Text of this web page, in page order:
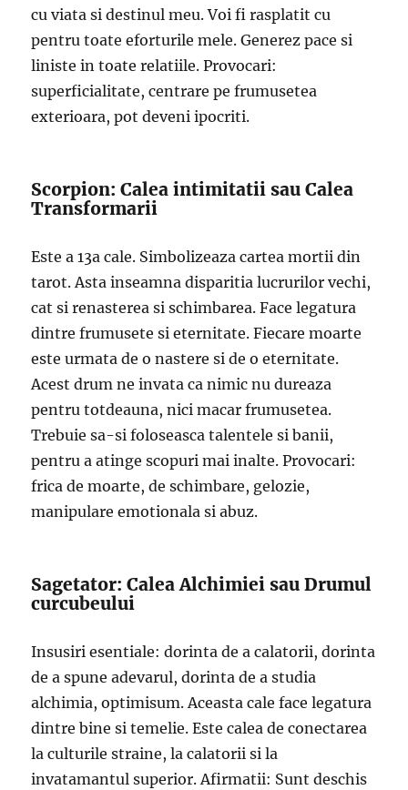
cu viata si destinul meu. Voi fi rasplatit cu
pentru toate eforturile mele. Generez pace si
liniste in toate relatiile. Provocari:
superficialitate, centrare pe frumusetea
exterioara, pot deveni ipocriti.
Scorpion: Calea intimitatii sau Calea
Transformarii
Este a 13a cale. Simbolizeaza cartea mortii din
tarot. Asta inseamna disparitia lucrurilor vechi,
cat si renasterea si schimbarea. Face legatura
dintre frumusete si eternitate. Fiecare moarte
este urmata de o nastere si de o eternitate.
Acest drum ne invata ca nimic nu dureaza
pentru totdeauna, nici macar frumusetea.
Trebuie sa-si foloseasca talentele si banii,
pentru a atinge scopuri mai inalte. Provocari:
frica de moarte, de schimbare, gelozie,
manipulare emotionala si abuz.
Sagetator: Calea Alchimiei sau Drumul
curcubeului
Insusiri esentiale: dorinta de a calatorii, dorinta
de a spune adevarul, dorinta de a studia
alchimia, optimisum. Aceasta cale face legatura
dintre bine si temelie. Este calea de conectarea
la culturile straine, la calatorii si la
invatamantul superior. Afirmatii: Sunt deschis